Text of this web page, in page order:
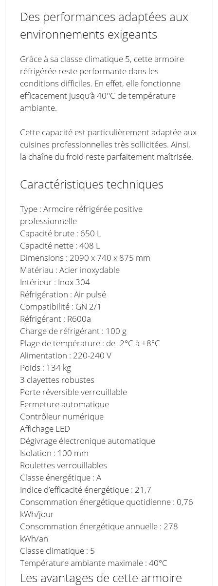
Des performances adaptées aux
environnements exigeants
Grâce à sa classe climatique 5, cette armoire
réfrigérée reste performante dans les
conditions difficiles. En effet, elle fonctionne
efficacement jusqu’à 40°C de température
ambiante.
Cette capacité est particulièrement adaptée aux
cuisines professionnelles très sollicitées. Ainsi,
la chaîne du froid reste parfaitement maîtrisée.
Caractéristiques techniques
Type : Armoire réfrigérée positive
professionnelle
Capacité brute : 650 L
Capacité nette : 408 L
Dimensions : 2090 x 740 x 875 mm
Matériau : Acier inoxydable
Intérieur : Inox 304
Réfrigération : Air pulsé
Compatibilité : GN 2/1
Réfrigérant : R600a
Charge de réfrigérant : 100 g
Plage de température : de -2°C à +8°C
Alimentation : 220-240 V
Poids : 134 kg
3 clayettes robustes
Porte réversible verrouillable
Fermeture automatique
Contrôleur numérique
Affichage LED
Dégivrage électronique automatique
Isolation : 100 mm
Roulettes verrouillables
Classe énergétique : A
Indice d’efficacité énergétique : 21,7
Consommation énergétique quotidienne : 0,76
kWh/jour
Consommation énergétique annuelle : 278
kWh/an
Classe climatique : 5
Température ambiante maximale : 40°C
Les avantages de cette armoire